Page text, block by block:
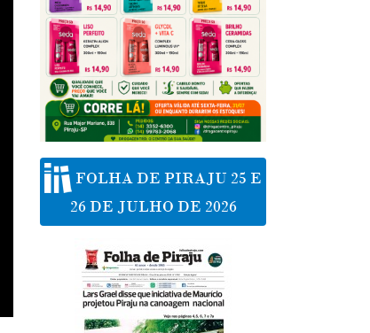
FOLHA DE PIRAJU 25 E
26 DE JULHO DE 2026